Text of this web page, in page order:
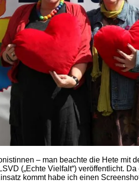
– man beachte die Hete mit
(„Echte Vielfalt“) veröffentlicht.
kommt habe ich einen